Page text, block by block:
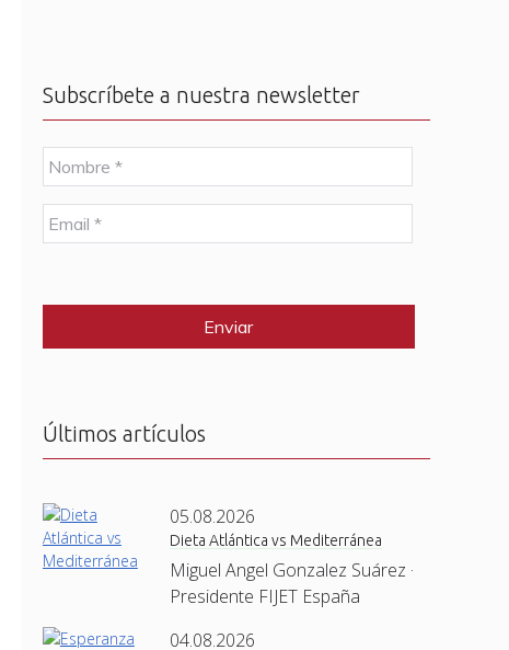
Subscríbete a nuestra newsletter
N
o
m
b
r
E
m
l
Últimos artículos
05.08.2026
Dieta Atlántica vs Mediterránea
Miguel Angel Gonzalez Suárez ·
Presidente FIJET España
04.08.2026